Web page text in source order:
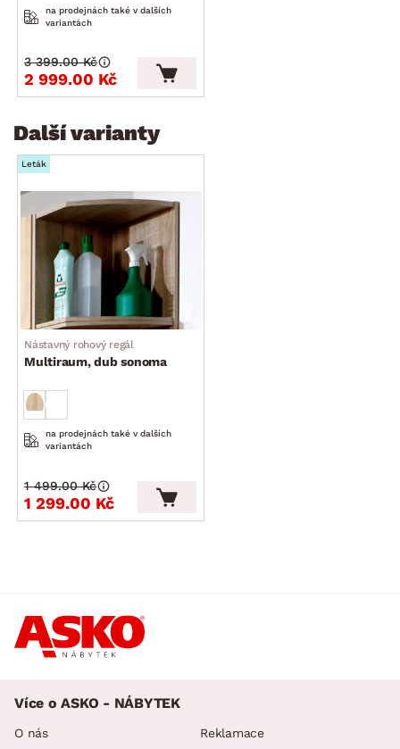
na prodejnách také v dalších
variantách
2 999.00 Kč
3 399.00 Kč
Další varianty
Leták
Nástavný rohový regál
Multiraum, dub sonoma
na prodejnách také v dalších
variantách
1 299.00 Kč
1 499.00 Kč
Více o ASKO - NÁBYTEK
O nás Reklamace